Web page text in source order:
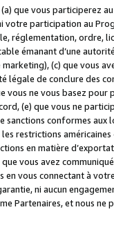
que vous participerez
votre participation au
réglementation, ordre,
émanant d’une
(c) que vous
légale de conclure des
vous ne vous basez
(e) que vous ne
sanctions conformes
restrictions
en matière
vous avez
vous connectant à
ni aucun
Partenaires, et nous